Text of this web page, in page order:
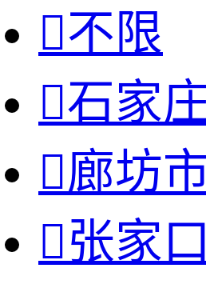
不限
石家
廊坊
张家